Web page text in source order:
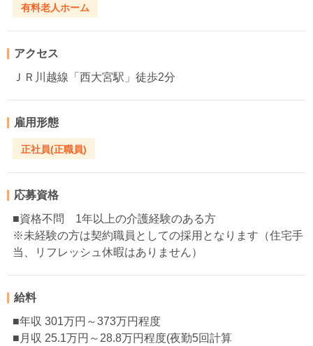
有料老人ホーム
アクセス
ＪＲ川越線「西大宮駅」徒歩2分
雇用形態
正社員(正職員)
応募資格
■資格不問 1年以上の介護経験のある方
※未経験の方は契約職員としての採用となります（住宅手
当、リフレッシュ休暇はありません）
給料
■年収 301万円～373万円程度
■月収 25.1万円～28.8万円程度(夜勤5回計算